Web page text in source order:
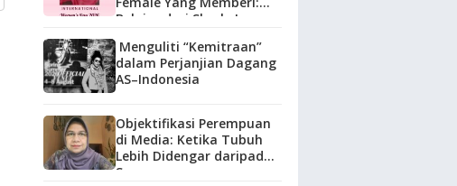
Belajar dari Sherly Laos
Menguliti “Kemitraan”
dalam Perjanjian Dagang
AS–Indonesia
Objektifikasi Perempuan
di Media: Ketika Tubuh
Lebih Didengar daripada
Suara